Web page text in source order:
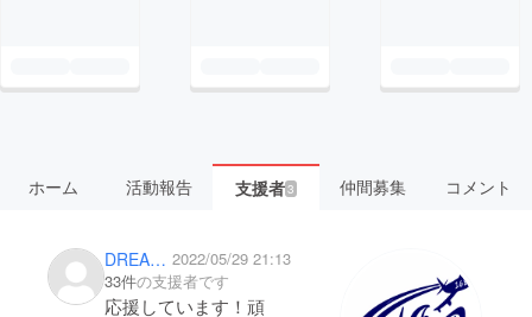
ホーム 活動報告 支援者3 仲間募集 コメント
DREAMS COME TRUE 0310 38 2022/05/29 21:13
33件の支援者です
応援しています！頑